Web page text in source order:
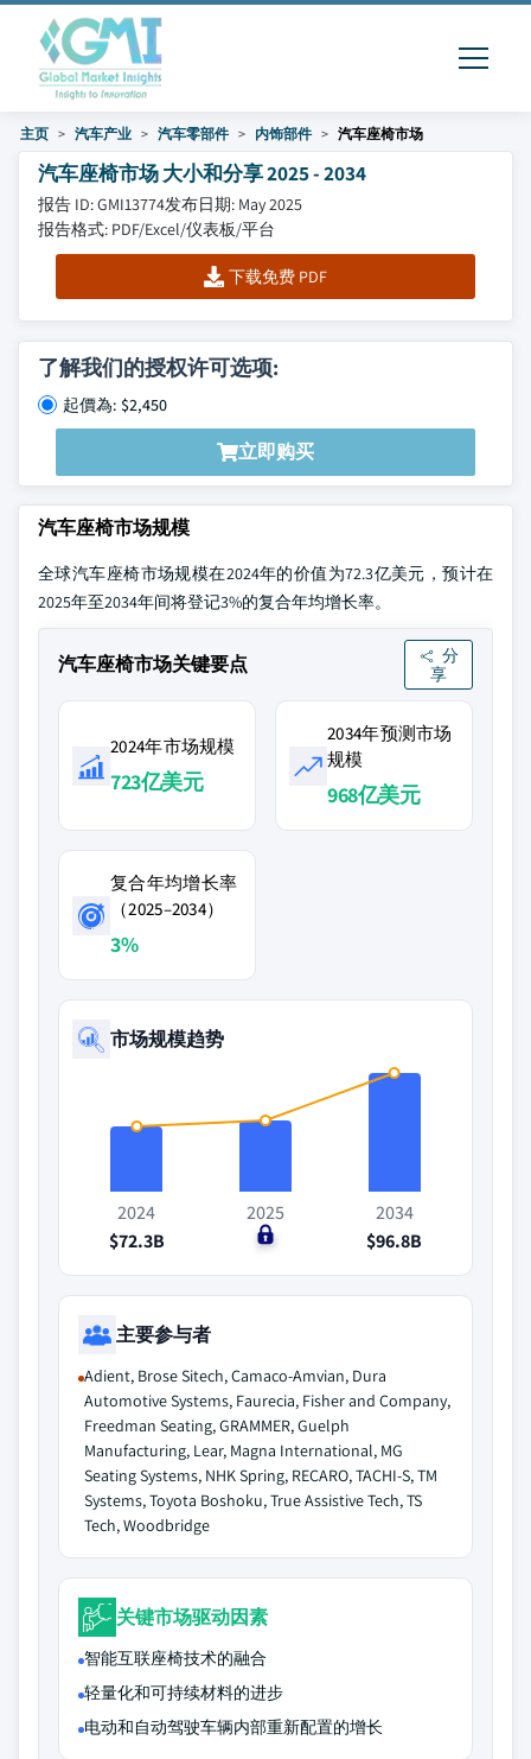
主页 汽车产业 汽车零部件 内饰部件 汽车座椅市场
汽车座椅市场 大小和分享 2025 - 2034
报告 ID: GMI13774发布日期: May 2025
报告格式: PDF/Excel/仪表板/平台
下载免费 PDF
了解我们的授权许可选项:
起價為: $2,450
立即购买
汽车座椅市场规模
全球汽车座椅市场规模在2024年的价值为72.3亿美元，预计在
2025年至2034年间将登记3%的复合年均增长率。
汽车座椅市场关键要点
分
享
2024年市场规模
723亿美元
2034年预测市场
规模
968亿美元
复合年均增长率
（2025–2034）
3%
市场规模趋势
2024
$72.3B
2025
$0
2034
$96.8B
主要参与者
Adient, Brose Sitech, Camaco-Amvian, Dura
Automotive Systems, Faurecia, Fisher and Company,
Freedman Seating, GRAMMER, Guelph
Manufacturing, Lear, Magna International, MG
Seating Systems, NHK Spring, RECARO, TACHI-S, TM
Systems, Toyota Boshoku, True Assistive Tech, TS
Tech, Woodbridge
关键市场驱动因素
智能互联座椅技术的融合
轻量化和可持续材料的进步
电动和自动驾驶车辆内部重新配置的增长